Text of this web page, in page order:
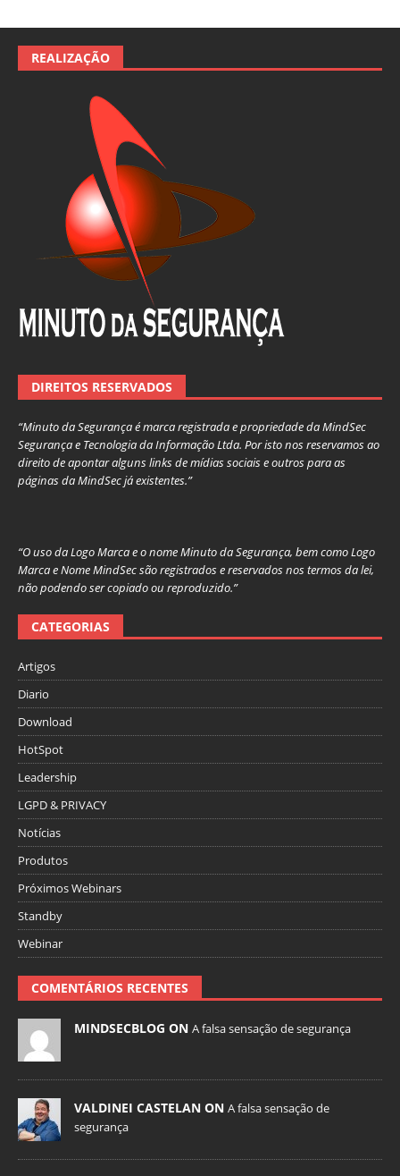
REALIZAÇÃO
DIREITOS RESERVADOS
“Minuto da Segurança é marca registrada e propriedade da MindSec
Segurança e Tecnologia da Informação Ltda. Por isto nos reservamos ao
direito de apontar alguns links de mídias sociais e outros para as
páginas da MindSec já existentes.”
“O uso da Logo Marca e o nome Minuto da Segurança, bem como Logo
Marca e Nome MindSec são registrados e reservados nos termos da lei,
não podendo ser copiado ou reproduzido.”
CATEGORIAS
Artigos
Diario
Download
HotSpot
Leadership
LGPD & PRIVACY
Notícias
Produtos
Próximos Webinars
Standby
Webinar
COMENTÁRIOS RECENTES
MINDSECBLOG ON A falsa sensação de segurança
VALDINEI CASTELAN ON A falsa sensação de
segurança